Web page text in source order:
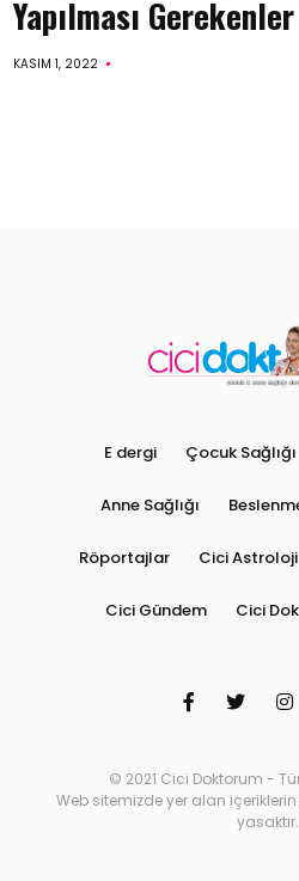
Yapılması Gerekenler
KASIM 1, 2022
E dergi Çocuk Sağlığı
Anne Sağlığı
Röportajlar Cici Astroloji
Cici Gündem Cici
© 2021 Cici Doktorum -
Web sitemizde yer alan içeriklerin
yasaktır.